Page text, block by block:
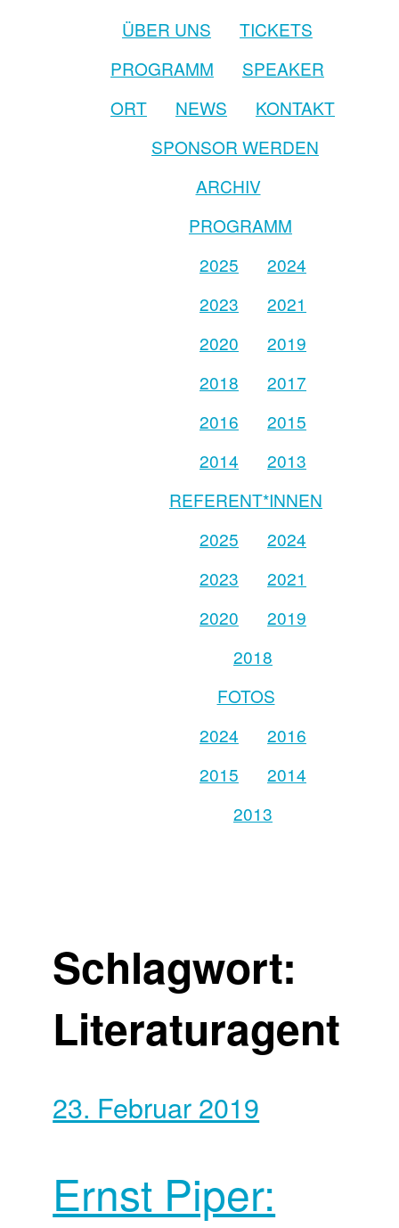
ÜBER UNS
TICKETS
PROGRAMM
SPEAKER
ORT
NEWS
KONTAKT
SPONSOR WERDEN
ARCHIV
PROGRAMM
2025
2024
2023
2021
2020
2019
2018
2017
2016
2015
2014
2013
REFERENT*INNEN
2025
2024
2023
2021
2020
2019
2018
FOTOS
2024
2016
2015
2014
2013
Schlagwort:
Literaturagent
23. Februar 2019
Ernst Piper: